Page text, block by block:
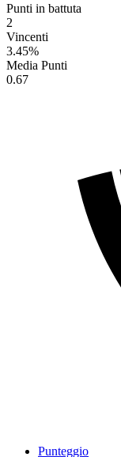
Punti in battuta
2
Vincenti
3.45%
Media Punti
0.67
Punteggio